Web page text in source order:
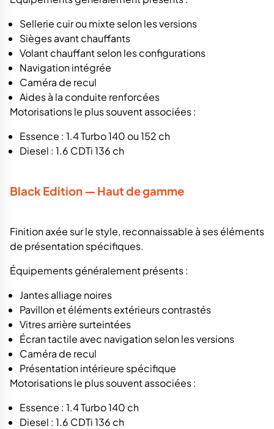
Sellerie cuir ou mixte selon les versions
Sièges avant chauffants
Volant chauffant selon les configurations
Navigation intégrée
Caméra de recul
Aides à la conduite renforcées
Motorisations le plus souvent associées :
Essence : 1.4 Turbo 140 ou 152 ch
Diesel : 1.6 CDTi 136 ch
Black Edition — Haut de gamme
Finition axée sur le style, reconnaissable à ses éléments
de présentation spécifiques.
Équipements généralement présents :
Jantes alliage noires
Pavillon et éléments extérieurs contrastés
Vitres arrière surteintées
Écran tactile avec navigation selon les versions
Caméra de recul
Présentation intérieure spécifique
Motorisations le plus souvent associées :
Essence : 1.4 Turbo 140 ch
Diesel : 1.6 CDTi 136 ch